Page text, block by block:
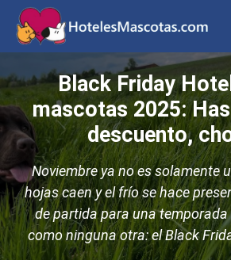
Black Friday
mascotas 2025:
descuento,
Noviembre ya no es solamente
hojas caen y el frío se hace
de partida para una
como ninguna otra: el Black